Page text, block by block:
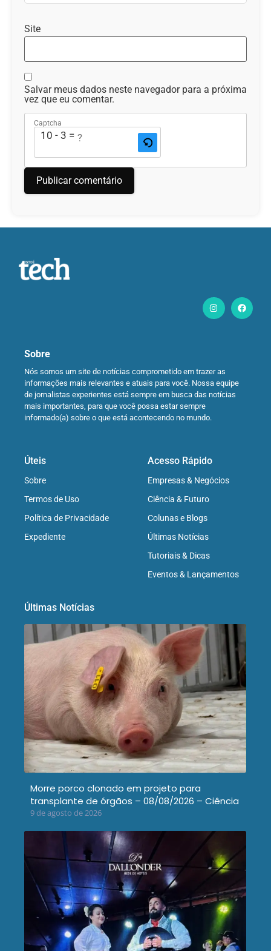
Site
Salvar meus dados neste navegador para a próxima
vez que eu comentar.
Captcha
10 - 3 = ?
Sobre
Nós somos um site de notícias comprometido em trazer as
informações mais relevantes e atuais para você. Nossa equipe
de jornalistas experientes está sempre em busca das notícias
mais importantes, para que você possa estar sempre
informado(a) sobre o que está acontecendo no mundo.
Úteis
Sobre
Termos de Uso
Política de Privacidade
Expediente
Acesso Rápido
Empresas & Negócios
Ciência & Futuro
Colunas e Blogs
Últimas Notícias
Tutoriais & Dicas
Eventos & Lançamentos
Últimas Notícias
Morre porco clonado em projeto para
transplante de órgãos – 08/08/2026 – Ciência
9 de agosto de 2026